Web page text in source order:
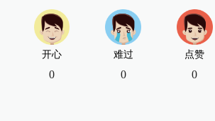
开心
0
难过
0
点赞
0